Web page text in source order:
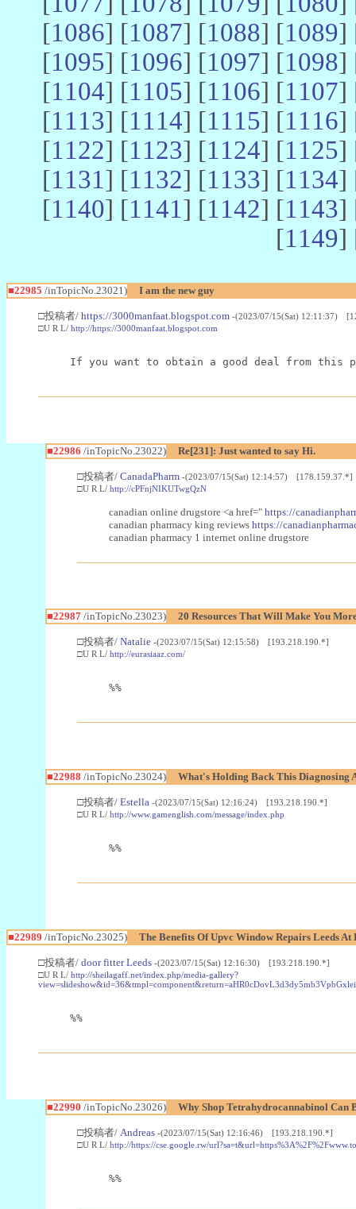
[1086] [1087] [1088] [1089]
[1095] [1096] [1097] [1098]
[1104] [1105] [1106] [1107]
[1113] [1114] [1115] [1116]
[1122] [1123] [1124] [1125]
[1131] [1132] [1133] [1134]
[1140] [1141] [1142] [1143]
[1149]
■22985 /inTopicNo.23021) I am the new guy
□投稿者/ https://3000manfaat.blogspot.com -(2023/07/15(Sat) 12:11:37)
□U R L/ http://https://3000manfaat.blogspot.com
If you want to obtain a good deal from this
■22986 /inTopicNo.23022) Re[231]: Just wanted to say Hi.
□投稿者/ CanadaPharm -(2023/07/15(Sat) 12:14:57) [178.159.37.*]
□U R L/ http://cPFnjNIKUTwgQzN
canadian online drugstore <a href=" https://
canadian pharmacy king reviews https://
canadian pharmacy 1 internet online drugstore
■22987/inTopicNo.23023) 20 Resources That Will Make You
□投稿者/ Natalie -(2023/07/15(Sat) 12:15:58) [193.218.190.*]
□U R L/ http://eurasiaaz.com/
%%
■22988 /inTopicNo.23024) What's Holding Back This Diagnosing
□投稿者/ Estella -(2023/07/15(Sat) 12:16:24) [193.218.190.*]
□U R L/ http://www.gamenglish.com/message/index.php
%%
■22989 /inTopicNo.23025) The Benefits Of Upvc Window Repairs Leeds
□投稿者/ door fitter Leeds -(2023/07/15(Sat) 12:16:30) [193.218.190.*]
□U R L/ http://sheilagaff.net/index.php/media-gallery?
%%
■22990 /inTopicNo.23026) Why Shop Tetrahydrocannabinol Can
□投稿者/ Andreas -(2023/07/15(Sat) 12:16:46) [193.218.190.*]
□U R L/ http://https://cse.google.rw/
%%